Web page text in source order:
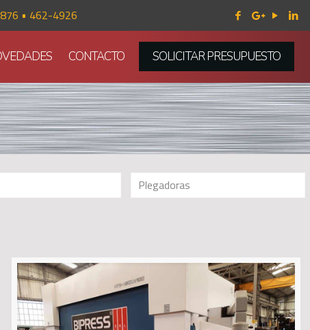
• 462-4926
CONTACTO SOLICITAR PRESUPUESTO
Plegadoras